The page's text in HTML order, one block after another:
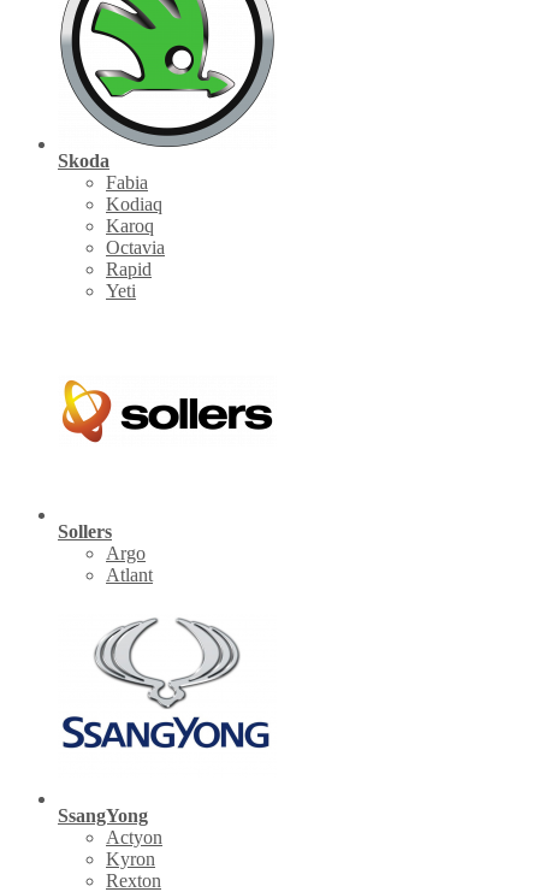
Skoda
Fabia
Kodiaq
Karoq
Octavia
Rapid
Yeti
Sollers
Argo
Atlant
SsangYong
Actyon
Kyron
Rexton